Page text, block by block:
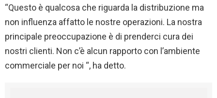
“Questo è qualcosa che riguarda la distribuzione ma
non influenza affatto le nostre operazioni. La nostra
principale preoccupazione è di prenderci cura dei
nostri clienti. Non c’è alcun rapporto con l’ambiente
commerciale per noi “, ha detto.